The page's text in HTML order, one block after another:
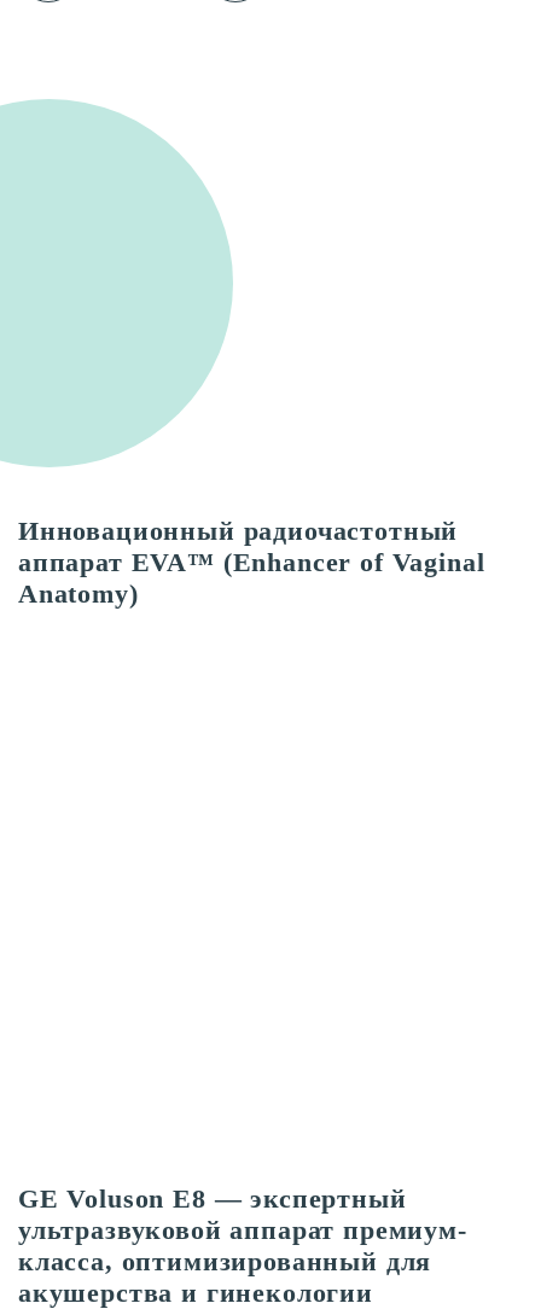
Инновационный радиочастотный
аппарат EVA™ (Enhancer of Vaginal
Anatomy)
GE Voluson E8 — экспертный
ультразвуковой аппарат премиум-
класса, оптимизированный для
акушерства и гинекологии